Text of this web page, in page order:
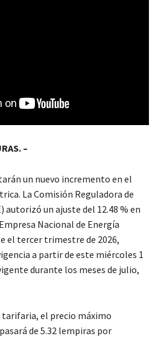
–
un nuevo incremento en el
La Comisión Reguladora de
autorizó un ajuste del 12.48 % en
Nacional de Energía
el tercer trimestre de 2026,
a partir de este miércoles 1
durante los meses de julio,
tarifaria, el precio máximo
de 5.32 lempiras por